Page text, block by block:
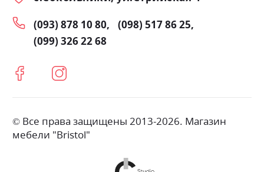
(093) 878 10 80
(098) 517 86 25
(099) 326 22 68
© Все права защищены 2013-2026. Магазин
мебели "Bristol"